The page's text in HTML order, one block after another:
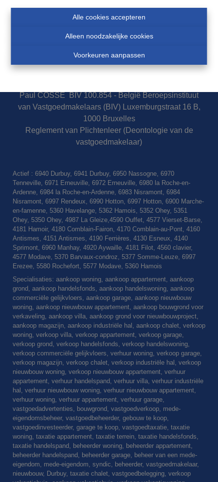
Alle cookies accepteren
Alleen noodzakelijke cookies
Voorkeuren aanpassen
Immobilière Cosse - Ondernemingsnr BE0460007751
Belgium S.A. 730.390.160
Comptes tiers CBC : BE74 7320 5159 9607 FORTIS :
Paul COSSE BIV 100.854 - België Beroepsinstituut
van Vastgoedmakelaars (BIV) Luxemburgstraat 16 B,
1000 Bruxelles
Reglement van Plichtenleer (Deontologie van de
vastgoedmakelaar)
Actief : 6940 Durbuy, 6941 Durbuy, 6950 Nassogne, 6970
Tenneville, 6971 Erneuville, 6972 Erneuville, 6980 la Roche-en-
Ardenne, 6984 la Roche-en-Ardenne, 6983 Nisramont, 6984
Nisramont, 6997 Rendeux, 6990 Hotton, 6997 Hotton, 6900 Marche-
en-famenne, 5360 Havelange, 5362 Hamois, 5352 Ohey, 5351
Ohey, 5350 Ohey, 4987 La Gleize,4590 Ouffet, 4577 Vierset-Barse,
4181 Hamoir, 4180 Comblain-Fairon, 4170 Comblain-au-Pont, 4160
Antismes, 4151 Antismes, 4190 Ferrières, 4130 Esneux, 4140
Sprimont, 6960 Manhay, 4920 Aywaille, 4181 Filot, 4560 clavier,
4577 Modave, 5370 Barvaux-condroz, 5377 Somme-Leuze, 6997
Erezee, 5580 Rochefort, 5577 Modave, 5360 Hamois
Specialisaties: aankoop woning, aankoop appartement, aankoop
grond, aankoop handelsfonds, aankoop handelswoning, aankoop
commerciële gelijkvloers, aankoop garage, aankoop nieuwbouw
woning, aankoop nieuwbouw appartement, aankoop bouwgrond voor
verkaveling, aankoop villa, aankoop grond voor nieuwbouwproject,
aankoop magazijn, aankoop industriële hal, aankoop chalet, verkoop
woning, verkoop villa, verkoop appartement, verkoop garage,
verkoop grond, verkoop handelsfonds, verkoop handelswoning,
verkoop commerciële gelijkvloers, verhuur woning, verkoop garage,
verkoop magazijn, verkoop chalet, verkoop industriële hal, verkoop
nieuwbouw woning, verkoop nieuwbouw appartement, verhuur
appartement, verhuur handelspand, verhuur villa, verhuur industriële
hal, verhuur nieuwbouw woning, verhuur nieuwbouw appartement,
verhuur woning, verhuur appartement, verhuur garage,
vastgoedadvertenties, bouwgrond, vastgoedverkoop, mede-
eigendomsbeheer, vastgoedbeheerder, gebouw te koop,
vastgoedinvesteerder, garage te koop, vastgoedtaxatie, taxatie
woning, taxatie appartement, taxatie terrein, taxatie handelsfonds,
taxatie handelspand, beheerder woning, beheerder appartement,
beheerder handelspand, beheerder garage, beheer van een mede-
eigendom, mede-eigendom, syndic, beheerder, vastgoedmakelaar,
nieuwbouw, Durbuy, taxatie chalet, vastgoedbelegging, verkoop